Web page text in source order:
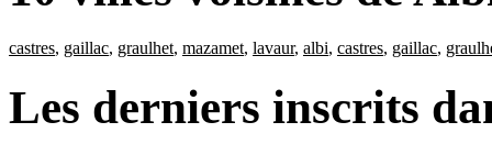
castres, gaillac, graulhet, mazamet, lavaur, albi, castres, gaillac,
Les derniers inscrits